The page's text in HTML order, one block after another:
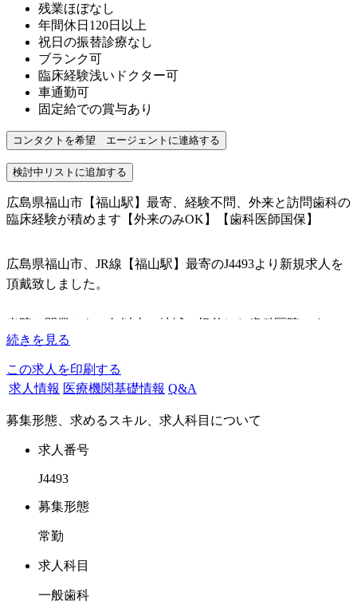
残業ほぼなし
年間休日120日以上
祝日の振替診療なし
ブランク可
臨床経験浅いドクター可
車通勤可
固定給での賞与あり
広島県福山市【福山駅】最寄、経験不問、外来と訪問歯科の
臨床経験が積めます【外来のみOK】【歯科医師国保】
広島県福山市、JR線【福山駅】最寄のJ4493より新規求人を
頂戴致しました。
当院は開業から20年以上、地域に根差した歯科医院です。
この度、業務拡大のため（訪問診療が増えたため）ドクター
純粋増員を開始致しました。
れています。
医院の運営に興味ある方、歯科医師としてキャリアアップを
責任感と熱意のある方を募集しています。
ー優遇しておりますが、経験浅いドクターでもOKです。
もし訪問にもご興味がお有りの場合外来訪問のMIXも可能と
続きを見る
この求人を印刷する
求人情報 医療機関基礎情報 Q&A
募集形態、求めるスキル、求人科目について
求人番号
J4493
募集形態
常勤
求人科目
一般歯科